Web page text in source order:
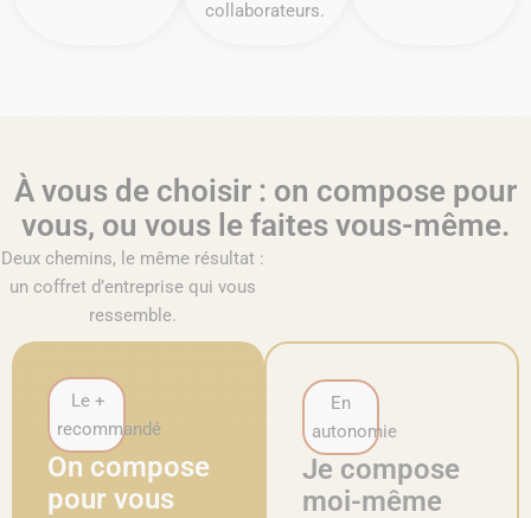
collaborateurs.
À vous de choisir : on compose pour
vous, ou vous le faites vous-même.
Deux chemins, le même résultat :
un coffret d’entreprise qui vous
ressemble.
Le +
recommandé
On compose
pour vous
En
autonomie
Je compose
moi-même